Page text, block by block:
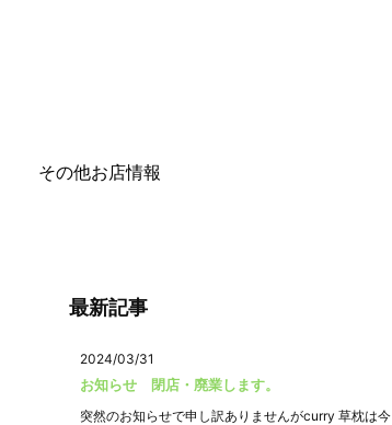
その他お店情報
最新記事
2024/03/31
お知らせ 閉店・廃業します。
突然のお知らせで申し訳ありませんがcurry 草枕は